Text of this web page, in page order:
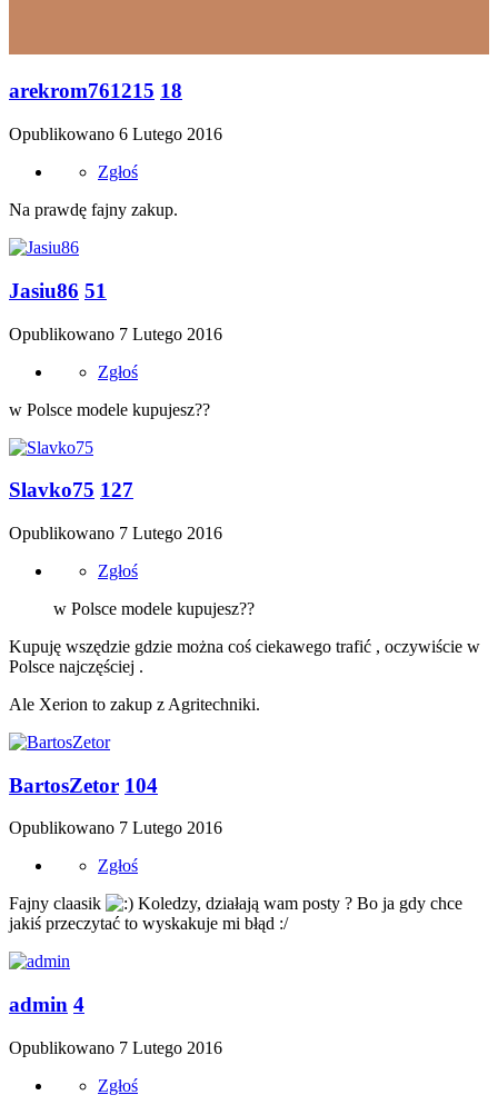
arekrom761215 18
Opublikowano 6 Lutego 2016
Zgłoś
Na prawdę fajny zakup.
Jasiu86 51
Opublikowano 7 Lutego 2016
Zgłoś
w Polsce modele kupujesz??
Slavko75 127
Opublikowano 7 Lutego 2016
Zgłoś
w Polsce modele kupujesz??
Kupuję wszędzie gdzie można coś ciekawego trafić , oczywiście w
Polsce najczęściej .
Ale Xerion to zakup z Agritechniki.
BartosZetor 104
Opublikowano 7 Lutego 2016
Zgłoś
Fajny claasik
Koledzy, działają wam posty ? Bo ja gdy chce
jakiś przeczytać to wyskakuje mi błąd :/
admin 4
Opublikowano 7 Lutego 2016
Zgłoś